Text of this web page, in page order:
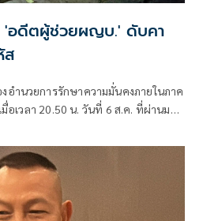
'อดีตผู้ช่วยผญบ.' ดับคา
ส
ำนวยการรักษาความมั่นคงภายในภาค
อเวลา 20.50 น. วันที่ 6 ส.ค. ที่ผ่านมา
านหมู่ที่ 5